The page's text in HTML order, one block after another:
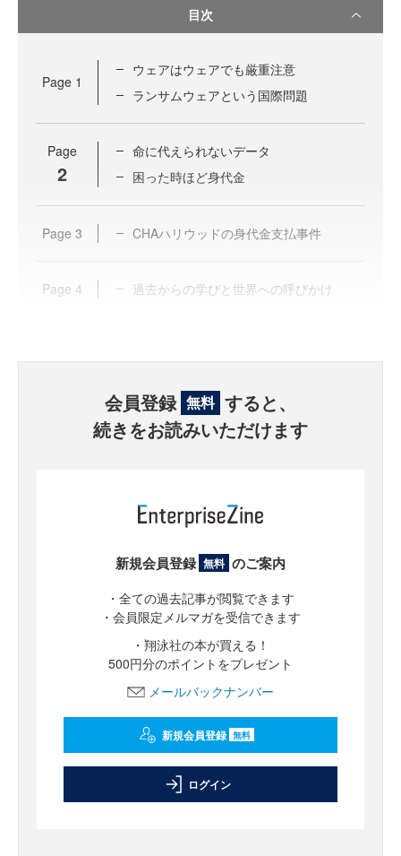
目次
Page 1
ウェアはウェアでも厳重注意
ランサムウェアという国際問題
Page
2
命に代えられないデータ
困った時ほど身代金
Page 3 CHAハリウッドの身代金支払事件
Page 4 過去からの学びと世界への呼びかけ
会員登録 無料 すると、
続きをお読みいただけます
新規会員登録 無料 のご案内
・全ての過去記事が閲覧できます
・会員限定メルマガを受信できます
・翔泳社の本が買える！
500円分のポイントをプレゼント
メールバックナンバー
新規会員登録 無料
ログイン